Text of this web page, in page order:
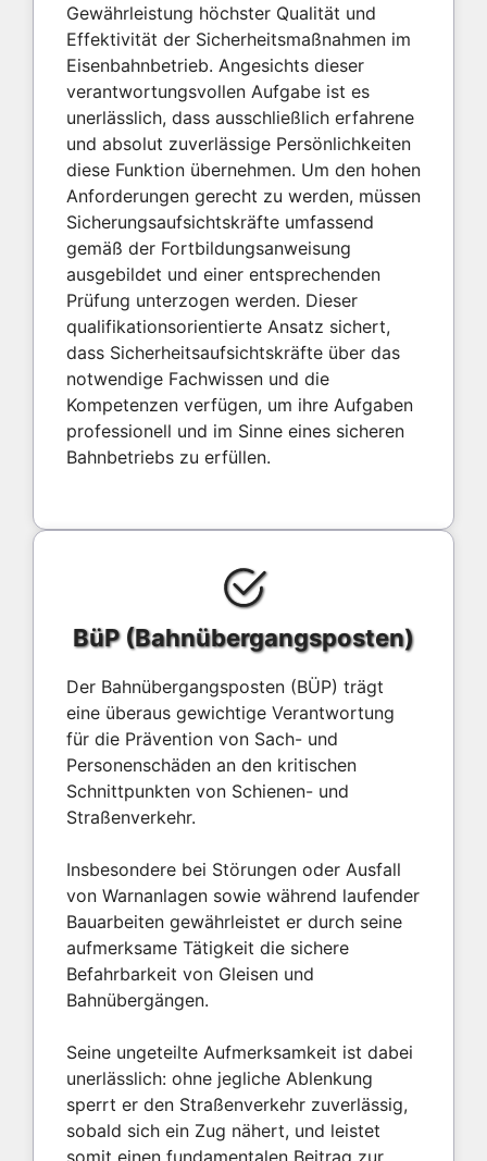
Gewährleistung höchster Qualität und
Effektivität der Sicherheitsmaßnahmen im
Eisenbahnbetrieb. Angesichts dieser
verantwortungsvollen Aufgabe ist es
unerlässlich, dass ausschließlich erfahrene
und absolut zuverlässige Persönlichkeiten
diese Funktion übernehmen. Um den hohen
Anforderungen gerecht zu werden, müssen
Sicherungsaufsichtskräfte umfassend
gemäß der Fortbildungsanweisung
ausgebildet und einer entsprechenden
Prüfung unterzogen werden. Dieser
qualifikationsorientierte Ansatz sichert,
dass Sicherheitsaufsichtskräfte über das
notwendige Fachwissen und die
Kompetenzen verfügen, um ihre Aufgaben
professionell und im Sinne eines sicheren
Bahnbetriebs zu erfüllen.
BüP (Bahnübergangsposten)
Der Bahnübergangsposten (BÜP) trägt
eine überaus gewichtige Verantwortung
für die Prävention von Sach- und
Personenschäden an den kritischen
Schnittpunkten von Schienen- und
Straßenverkehr.
Insbesondere bei Störungen oder Ausfall
von Warnanlagen sowie während laufender
Bauarbeiten gewährleistet er durch seine
aufmerksame Tätigkeit die sichere
Befahrbarkeit von Gleisen und
Bahnübergängen.
Seine ungeteilte Aufmerksamkeit ist dabei
unerlässlich: ohne jegliche Ablenkung
sperrt er den Straßenverkehr zuverlässig,
sobald sich ein Zug nähert, und leistet
somit einen fundamentalen Beitrag zur